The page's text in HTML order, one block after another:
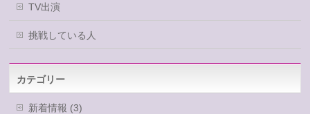
TV出演
挑戦している人
カテゴリー
新着情報 (3)